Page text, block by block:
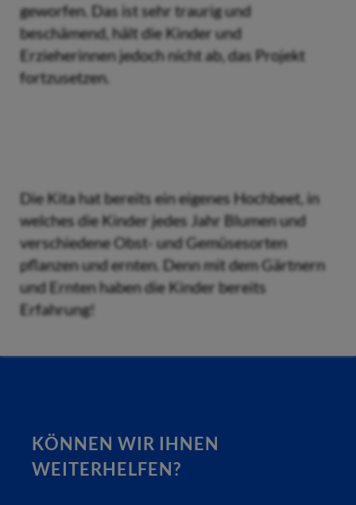
geworfen. Das ist sehr traurig und
beschämend, hält die Kinder und
Erzieherinnen jedoch nicht ab, das Projekt
fortzusetzen.
Die Kita hat bereits ein eigenes Hochbeet, in
welches die Kinder jedes Jahr Blumen und
verschiedene Obst- und Gemüsesorten
pflanzen und ernten. Denn mit dem Gärtnern
und Ernten haben die Kinder bereits
Erfahrung!
KÖNNEN WIR IHNEN
WEITERHELFEN?